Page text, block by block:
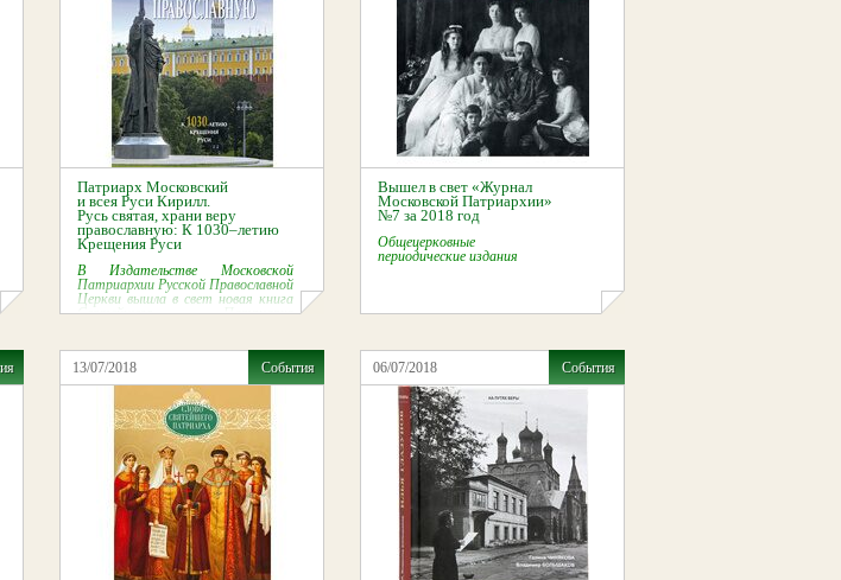
Патриарх Московский
и всея Руси Кирилл.
Русь святая, храни веру
православную: К 1030–летию
Крещения Руси
В Издательстве Московской
Патриархии Русской Православной
Церкви вышла в свет новая книга
Святейшего Патриарха
Вышел в свет «Журнал
Московской Патриархии»
№7 за 2018 год
Общецерковные
периодические издания
13/07/2018 События 06/07/2018 События